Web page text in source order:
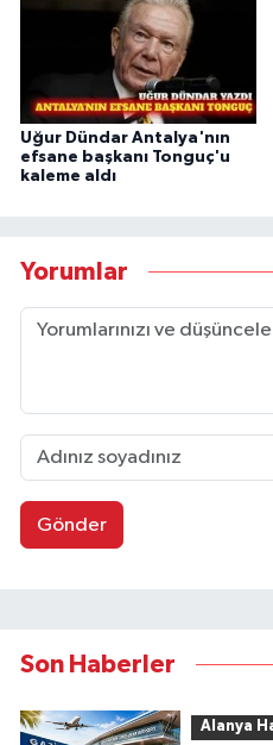
Uğur Dündar Antalya'nın
efsane başkanı Tonguç'u
kaleme aldı
Yorumlar
Gönder
Son Haberler
Alanya